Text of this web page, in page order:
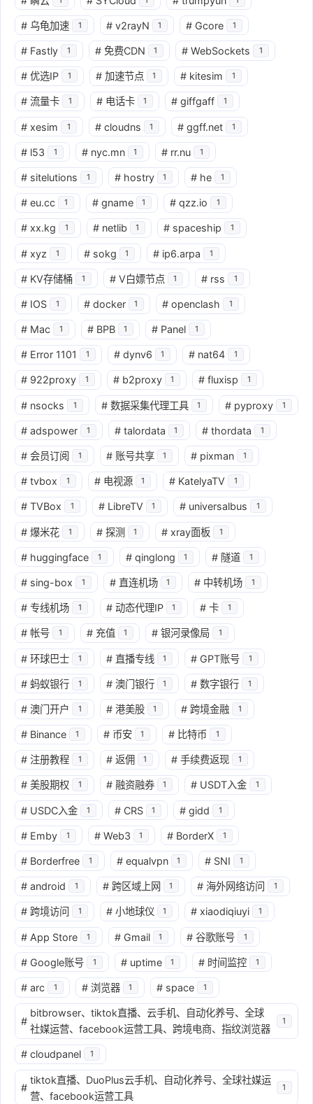
# 乌龟加速 1 # v2rayN 1 # Gcore 1
# Fastly 1 # 免费CDN 1 # WebSockets 1
# 优选IP 1 # 加速节点 1 # kitesim 1
# 流量卡 1 # 电话卡 1 # giffgaff 1
# xesim 1 # cloudns 1 # ggff.net 1
# l53 1 # nyc.mn 1 # rr.nu 1
# sitelutions 1 # hostry 1 # he 1
# eu.cc 1 # gname 1 # qzz.io 1
# xx.kg 1 # netlib 1 # spaceship 1
# xyz 1 # sokg 1 # ip6.arpa 1
# KV存储桶 1 # V白嫖节点 1 # rss 1
# IOS 1 # docker 1 # openclash 1
# Mac 1 # BPB 1 # Panel 1
# Error 1101 1 # dynv6 1 # nat64 1
# 922proxy 1 # b2proxy 1 # fluxisp 1
# nsocks 1 # 数据采集代理工具 1 # pyproxy 1
# adspower 1 # talordata 1 # thordata 1
# 会员订阅 1 # 账号共享 1 # pixman 1
# tvbox 1 # 电视源 1 # KatelyaTV 1
# TVBox 1 # LibreTV 1 # universalbus 1
# 爆米花 1 # 探测 1 # xray面板 1
# huggingface 1 # qinglong 1 # 隧道 1
# sing-box 1 # 直连机场 1 # 中转机场 1
# 专线机场 1 # 动态代理IP 1 # 卡 1
# 帐号 1 # 充值 1 # 银河录像局 1
# 环球巴士 1 # 直播专线 1 # GPT账号 1
# 蚂蚁银行 1 # 澳门银行 1 # 数字银行 1
# 澳门开户 1 # 港美股 1 # 跨境金融 1
# Binance 1 # 币安 1 # 比特币 1
# 注册教程 1 # 返佣 1 # 手续费返现 1
# 美股期权 1 # 融资融券 1 # USDT入金 1
# USDC入金 1 # CRS 1 # gidd 1
# Emby 1 # Web3 1 # BorderX 1
# Borderfree 1 # equalvpn 1 # SNI 1
# android 1 # 跨区域上网 1 # 海外网络访问 1
# 跨境访问 1 # 小地球仪 1 # xiaodiqiuyi 1
# App Store 1 # Gmail 1 # 谷歌账号 1
# Google账号 1 # uptime 1 # 时间监控 1
# arc 1 # 浏览器 1 # space 1
#
bitbrowser、tiktok直播、云手机、自动化养号、全球
社媒运营、facebook运营工具、跨境电商、指纹浏览器
1
# cloudpanel 1
#
tiktok直播、DuoPlus云手机、自动化养号、全球社媒运
营、facebook运营工具
1